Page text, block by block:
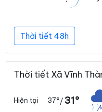
Thời tiết 48h
Thời tiết Xã Vĩnh
Hiện tại 37°/ 31°